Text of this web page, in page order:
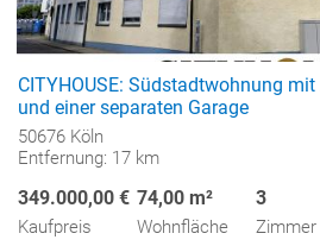
CITYHOUSE: Südstadtwohnung
und einer separaten Garage
50676 Köln
Entfernung: 17 km
349.000,00 €
Kaufpreis
74,00 m²
Wohnfläche
3
Zimmer